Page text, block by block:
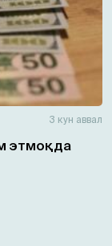
3 кун аввал
этмоқда